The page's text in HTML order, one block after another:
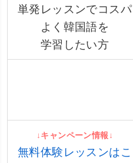
単発レッスンでコスパ
よく韓国語を
学習したい方
↓キャンペーン情報↓
無料体験レッスンはこ